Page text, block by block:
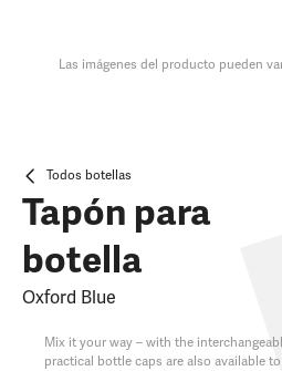
Las imágenes del producto pueden
Todos botellas
Tapón para
botella
Oxford Blue
Mix it your way – with the
practical bottle caps are also available